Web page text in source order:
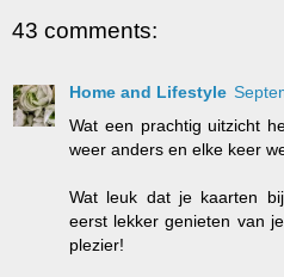
43 comments:
Home and Lifestyle
Wat een prachtig uitzicht
weer anders en elke keer
Wat leuk dat je kaarten
eerst lekker genieten van
plezier!